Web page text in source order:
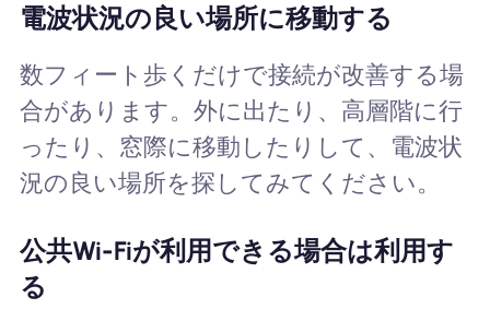
電波状況の良い場所に移動する
数フィート歩くだけで接続が改善する場
合があります。外に出たり、高層階に行
ったり、窓際に移動したりして、電波状
況の良い場所を探してみてください。
公共Wi-Fiが利用できる場合は利用す
る